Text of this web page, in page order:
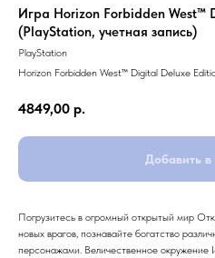
Игра Horizon Forbidden West™
(PlayStation, учетная запись)
PlayStation
Horizon Forbidden West™ Digital Deluxe
4849,00 р.
Добавить в
Погрузитесь в огромный открытый мир
новых врагов, познавайте богатство
персонажами. Величественное окружение